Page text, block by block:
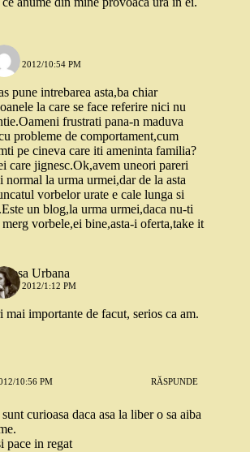
2012/10:54 PM
pune intrebarea asta,ba chiar
la care se face referire nici nu
frustrati pana-n maduva
probleme de comportament,cum
pe cineva care iti ameninta familia?
care jignesc.Ok,avem uneori pareri
normal la urma urmei,dar de la asta
vorbelor urate e cale lunga si
un blog,la urma urmei,daca nu-ti
vorbele,ei bine,asta-i oferta,take it
Urbana
2012/1:12 PM
importante de facut, serios ca am.
10:56 PM RĂSPUNDE
curioasa daca asa la liber o sa aiba
pace in regat